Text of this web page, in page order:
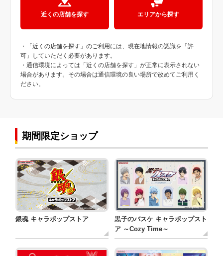
近くの店舗を探す エリアから探す
・「近くの店舗を探す」のご利用には、現在地情報の認識を「許
可」していただく必要があります。
・通信環境によっては「近くの店舗を探す」が正常に表示されない
場合があります。その場合は通信環境の良い場所で改めてご利用く
ださい。
期間限定ショップ
銀魂 キャラポップストア
黒子のバスケ キャラポップスト
ア ～Cozy Time～